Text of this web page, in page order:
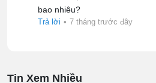
bao nhiêu?
Trả lời • 7 tháng trước đây
Tin Xem Nhiều